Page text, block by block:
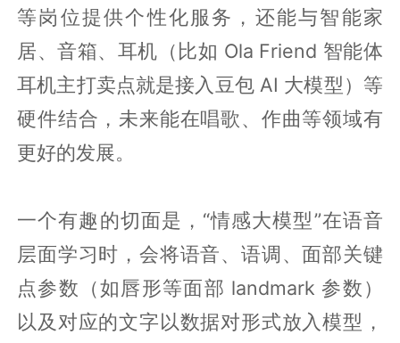
等岗位提供个性化服务，还能与智能家
居、音箱、耳机（比如 Ola Friend 智能体
耳机主打卖点就是接入豆包 AI 大模型）等
硬件结合，未来能在唱歌、作曲等领域有
更好的发展。
一个有趣的切面是，“情感大模型”在语音
层面学习时，会将语音、语调、面部关键
点参数（如唇形等面部 landmark 参数）
以及对应的文字以数据对形式放入模型，